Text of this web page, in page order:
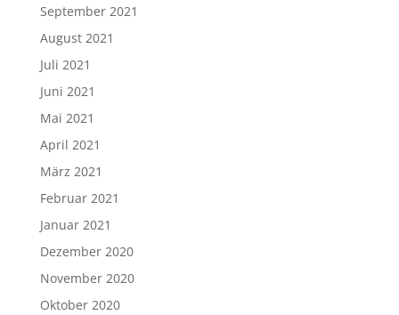
September 2021
August 2021
Juli 2021
Juni 2021
Mai 2021
April 2021
März 2021
Februar 2021
Januar 2021
Dezember 2020
November 2020
Oktober 2020